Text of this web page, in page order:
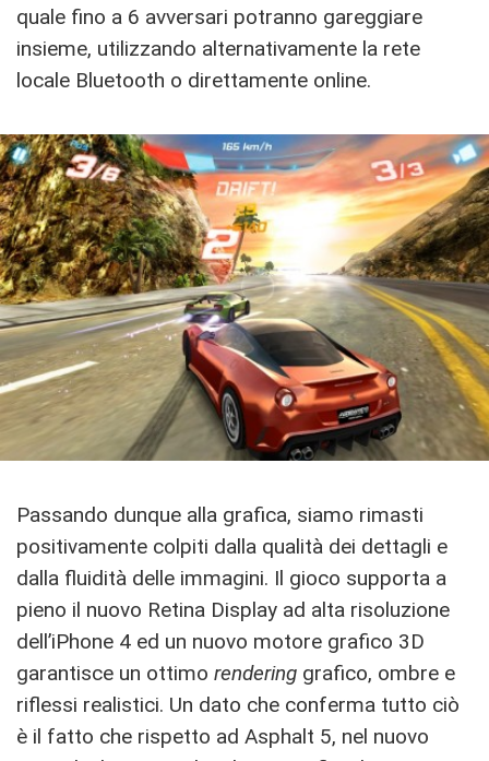
quale fino a 6 avversari potranno gareggiare
insieme, utilizzando alternativamente la rete
locale Bluetooth o direttamente online.
Passando dunque alla grafica, siamo rimasti
positivamente colpiti dalla qualità dei dettagli e
dalla fluidità delle immagini. Il gioco supporta a
pieno il nuovo Retina Display ad alta risoluzione
dell’iPhone 4 ed un nuovo motore grafico 3D
garantisce un ottimo rendering grafico, ombre e
riflessi realistici. Un dato che conferma tutto ciò
è il fatto che rispetto ad Asphalt 5, nel nuovo